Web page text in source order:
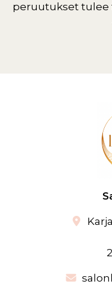
peruutukset tulee